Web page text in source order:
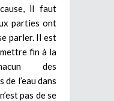
il faut
parties ont
parler. Il est
fin à la
des
l’eau dans
pas de se